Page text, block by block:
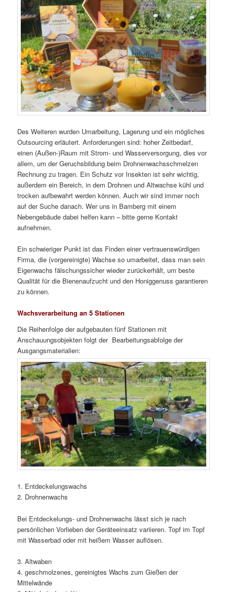
Des Weiteren wurden Umarbeitung, Lagerung und ein mögliches
Outsourcing erläutert. Anforderungen sind: hoher Zeitbedarf,
einen (Außen-)Raum mit Strom- und Wasserversorgung, dies vor
allem, um der Geruchsbildung beim Drohnenwachsschmelzen
Rechnung zu tragen. Ein Schutz vor Insekten ist sehr wichtig,
außerdem ein Bereich, in dem Drohnen und Altwachse kühl und
trocken aufbewahrt werden können. Auch wir sind immer noch
auf der Suche danach. Wer uns in Bamberg mit einem
Nebengebäude dabei helfen kann – bitte gerne Kontakt
aufnehmen.
Ein schwieriger Punkt ist das Finden einer vertrauenswürdigen
Firma, die (vorgereinigte) Wachse so umarbeitet, dass man sein
Eigenwachs fälschungssicher wieder zurückerhält, um beste
Qualität für die Bienenaufzucht und den Honiggenuss garantieren
zu können.
Wachsverarbeitung an 5 Stationen
Die Reihenfolge der aufgebauten fünf Stationen mit
Anschauungsobjekten folgt der Bearbeitungsabfolge der
Ausgangsmaterialien:
1. Entdeckelungswachs
2. Drohnenwachs
Bei Entdeckelungs- und Drohnenwachs lässt sich je nach
persönlichen Vorlieben der Geräteeinsatz variieren. Topf im Topf
mit Wasserbad oder mit heißem Wasser auflösen.
3. Altwaben
4. geschmolzenes, gereinigtes Wachs zum Gießen der
Mittelwände